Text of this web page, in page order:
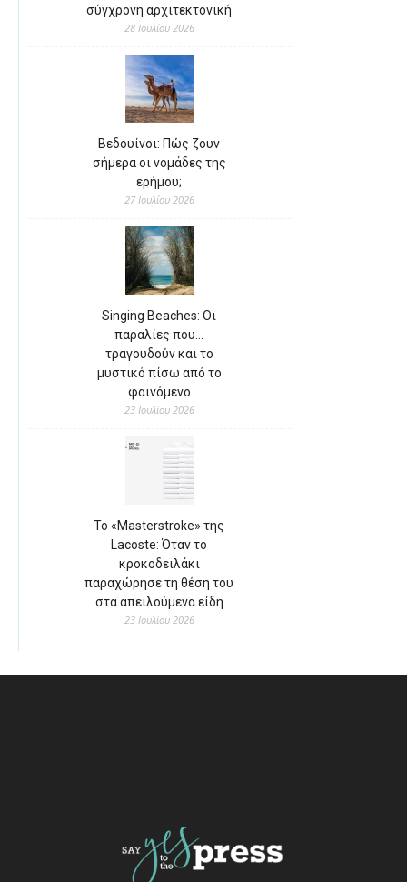
σύγχρονη αρχιτεκτονική
28 Ιουλίου 2026
Βεδουίνοι: Πώς ζουν
σήμερα οι νομάδες της
ερήμου;
27 Ιουλίου 2026
Singing Beaches: Οι
παραλίες που…
τραγουδούν και το
μυστικό πίσω από το
φαινόμενο
23 Ιουλίου 2026
Το «Masterstroke» της
Lacoste: Όταν το
κροκοδειλάκι
παραχώρησε τη θέση του
στα απειλούμενα είδη
23 Ιουλίου 2026